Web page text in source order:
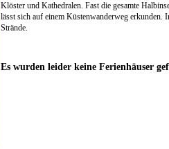
Klöster und Kathedralen. Fast die gesamte
lässt sich auf einem Küstenwanderweg erkunden.
Strände.
Es wurden leider keine Ferienhäuser